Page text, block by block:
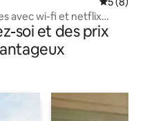
avec wi-fi et netflix
soi et des prix